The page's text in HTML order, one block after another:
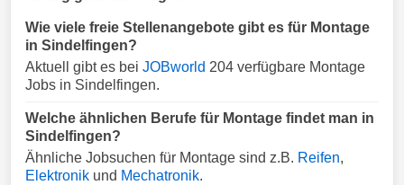
Wie viele freie Stellenangebote gibt es für Montage
in Sindelfingen?
Aktuell gibt es bei JOBworld 204 verfügbare Montage
Jobs in Sindelfingen.
Welche ähnlichen Berufe für Montage findet man in
Sindelfingen?
Ähnliche Jobsuchen für Montage sind z.B. Reifen,
Elektronik und Mechatronik.